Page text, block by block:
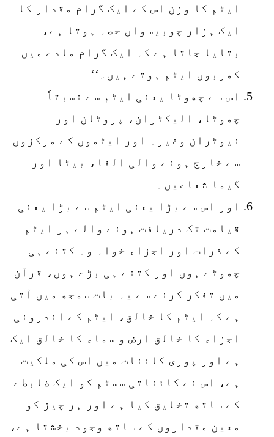
ایٹم کا وزن اس کے ایک گرام مقدار کا
ایک ہزار چوبیسواں حصہ ہوتا ہے،
بتایا جاتا ہے کہ ایک گرام مادے میں
کھربوں ایٹم ہوتے ہیں۔‘‘
اس سے چھوٹا یعنی ایٹم سے نسبتاً
چھوٹا، الیکٹران، پروٹان اور
نیوٹران وغیرہ اور ایٹموں کے مرکزوں
سے خارج ہونے والی الفا، بیٹا اور
گیما شعاعیں۔
اور اس سے بڑا یعنی ایٹم سے بڑا یعنی
قیامت تک دریافت ہونے والے ہر ایٹم
کے ذرات اور اجزاء خواہ وہ کتنے ہی
چھوٹے ہوں اور کتنے ہی بڑے ہوں، قرآن
میں تفکر کرنے سے یہ بات سمجھ میں آتی
ہے کہ ایٹم کا خالق، ایٹم کے اندرونی
اجزاء کا خالق ارض و سماء کا خالق ایک
ہے اور پوری کائنات میں اس کی ملکیت
ہے، اس نے کائناتی سسٹم کو ایک ضابطے
کے ساتھ تخلیق کیا ہے اور ہر چیز کو
معین مقداروں کے ساتھ وجود بخشتا ہے،